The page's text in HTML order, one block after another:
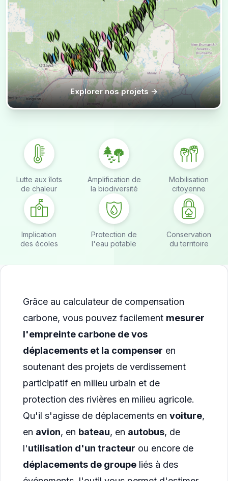
Explorer nos projets →
Lutte aux îlots
de chaleur
Amplification de
la biodiversité
Mobilisation
citoyenne
Implication
des écoles
Protection de
l'eau potable
Conservation
du territoire
Grâce au calculateur de compensation
carbone, vous pouvez facilement mesurer
l'empreinte carbone de vos
déplacements et la compenser en
soutenant des projets de verdissement
participatif en milieu urbain et de
protection des rivières en milieu agricole.
Qu'il s'agisse de déplacements en voiture,
en avion, en bateau, en autobus, de
l'utilisation d'un tracteur ou encore de
déplacements de groupe liés à des